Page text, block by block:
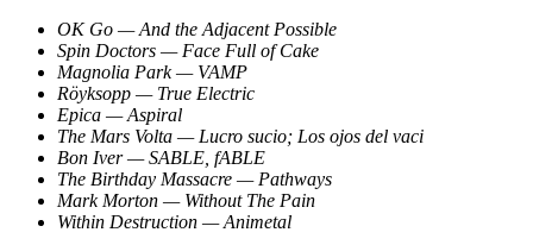
OK Go — And the Adjacent Possible
Spin Doctors — Face Full of Cake
Magnolia Park — VAMP
Röyksopp — True Electric
Epica — Aspiral
The Mars Volta — Lucro sucio; Los ojos del vaci
Bon Iver — SABLE, fABLE
The Birthday Massacre — Pathways
Mark Morton — Without The Pain
Within Destruction — Animetal